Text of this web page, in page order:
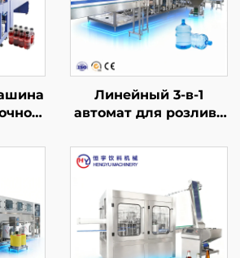
Линейный 3-в-1
автомат для розлива